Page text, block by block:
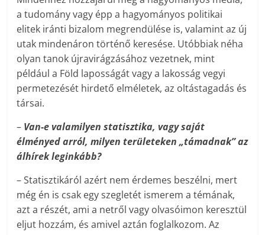
a tudomány vagy épp a hagyományos politikai
elitek iránti bizalom megrendülése is, valamint az új
utak mindenáron történő keresése. Utóbbiak néha
olyan tanok újravirágzásához vezetnek, mint
például a Föld laposságát vagy a lakosság vegyi
permetezését hirdető elméletek, az oltástagadás és
társai.
– Van-e valamilyen statisztika, vagy saját
élményed arról, milyen területeken „támadnak” az
álhírek leginkább?
– Statisztikáról azért nem érdemes beszélni, mert
még én is csak egy szegletét ismerem a témának,
azt a részét, ami a netről vagy olvasóimon keresztül
eljut hozzám, és amivel aztán foglalkozom. Az